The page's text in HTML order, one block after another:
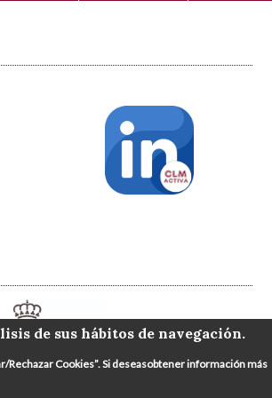
de sus hábitos de navegación.
Rechazar Cookies”. Si deseasobtener información más